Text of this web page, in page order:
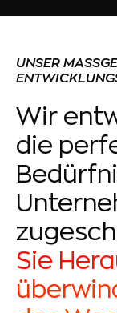
UNSER
Wir
die
Sie